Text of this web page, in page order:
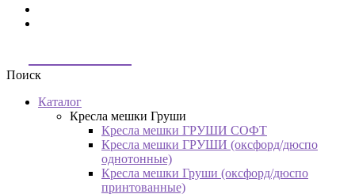
Поиск
Каталог
Кресла мешки Груши
Кресла мешки ГРУШИ СОФТ
Кресла мешки ГРУШИ (оксфорд/дюспо
однотонные)
Кресла мешки Груши (оксфорд/дюспо
принтованные)